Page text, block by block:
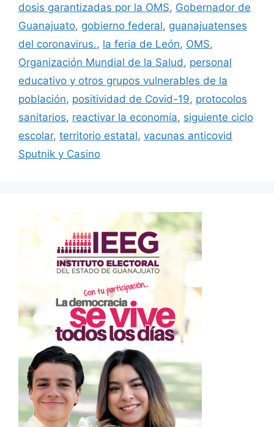
dosis garantizadas por la OMS, Gobernador de
Guanajuato, gobierno federal, guanajuatenses
del coronavirus., la feria de León, OMS,
Organización Mundial de la Salud , personal
educativo y otros grupos vulnerables de la
población, positividad de Covid-19, protocolos
sanitarios, reactivar la economía, siguiente ciclo
escolar, territorio estatal, vacunas anticovid
Sputnik y Casino